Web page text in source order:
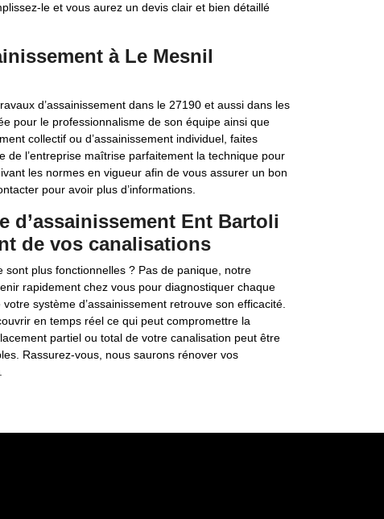
le et vous aurez un devis clair et bien détaillé
à Le Mesnil
d’assainissement dans le 27190 et aussi dans les
pour le professionnalisme de son équipe ainsi que
collectif ou d’assainissement individuel, faites
de l’entreprise maîtrise parfaitement la technique pour
les normes en vigueur afin de vous assurer un bon
pour avoir plus d’informations.
d’assainissement Ent Bartoli
de vos canalisations
plus fonctionnelles ? Pas de panique, notre
rapidement chez vous pour diagnostiquer chaque
système d’assainissement retrouve son efficacité.
en temps réel ce qui peut compromettre la
partiel ou total de votre canalisation peut être
Rassurez-vous, nous saurons rénover vos